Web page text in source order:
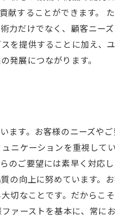
することができます。
だけでなく、顧客ニー
を提供することに加え、
発展につながります。
す。お客様のニーズや
ニケーションを重視して
のご要望には素早く対応
の向上に努めています。
切なことです。だからこ
ァーストを基本に、常に